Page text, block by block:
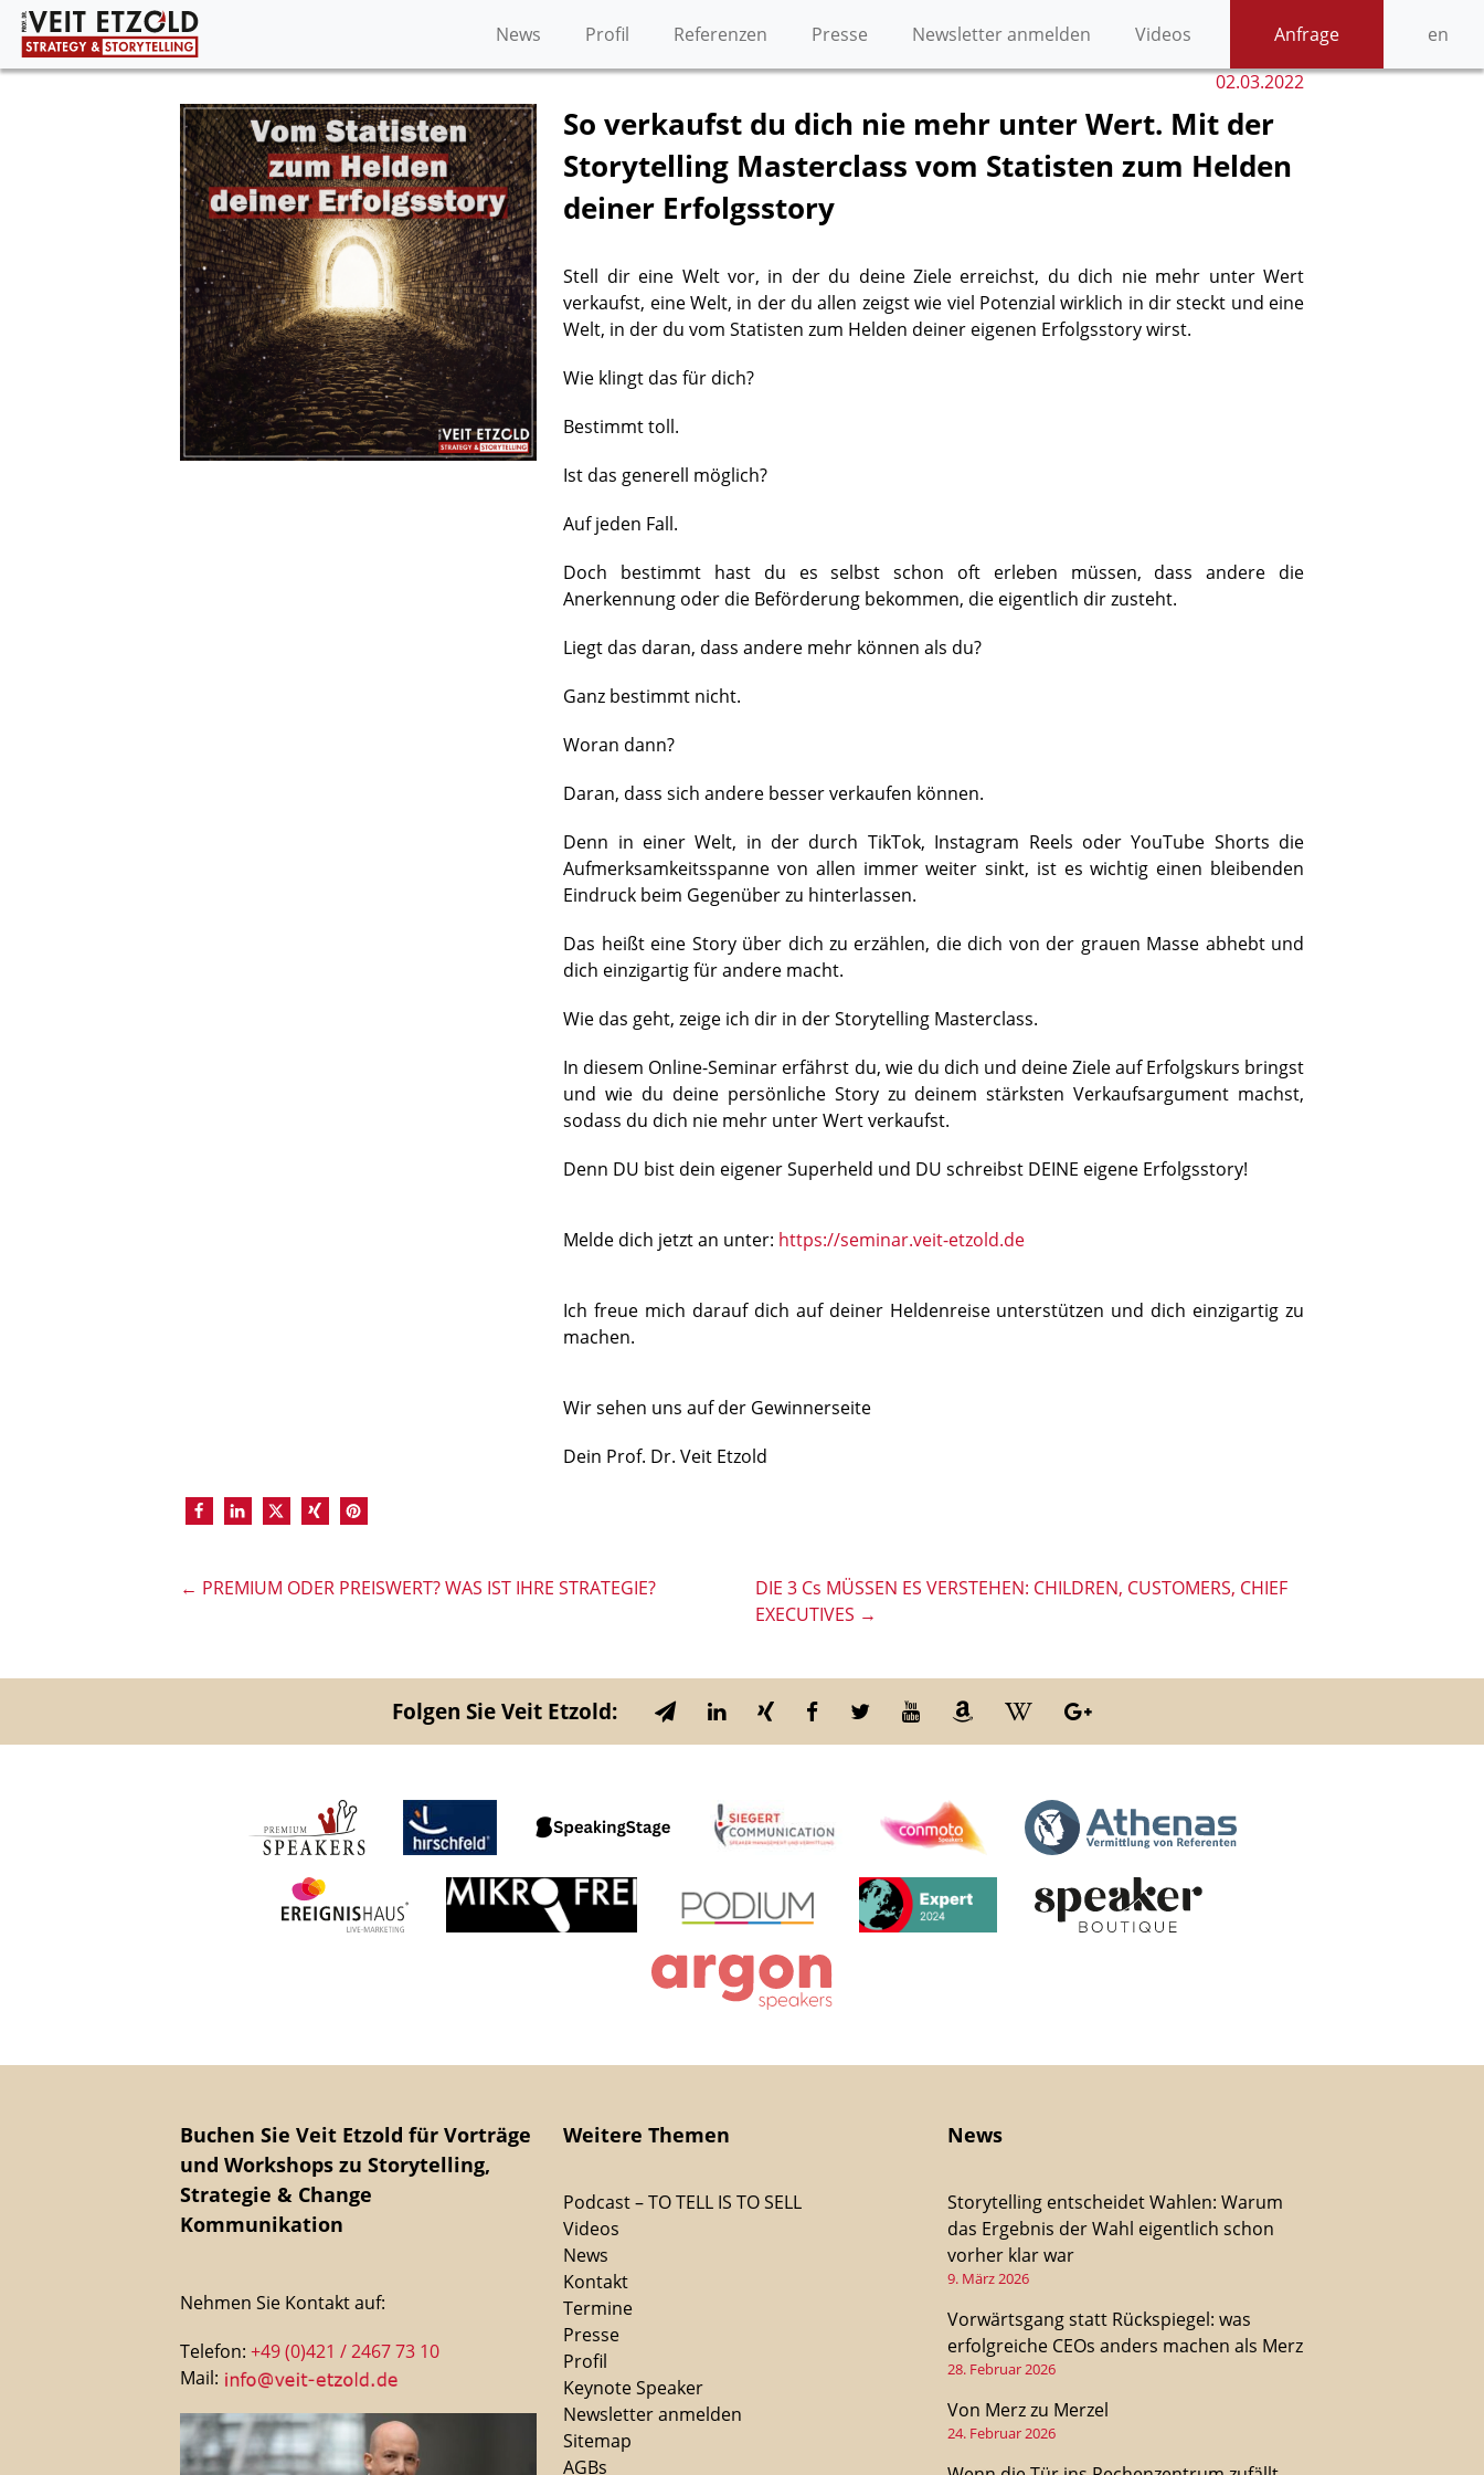
News Profil Referenzen Presse Newsletter anmelden Videos Anfrage
en
02.03.2022
So verkaufst du dich nie mehr unter Wert. Mit der
Storytelling Masterclass vom Statisten zum Helden
deiner Erfolgsstory
Stell dir eine Welt vor, in der du deine Ziele erreichst, du dich nie mehr unter Wert
verkaufst, eine Welt, in der du allen zeigst wie viel Potenzial wirklich in dir steckt und eine
Welt, in der du vom Statisten zum Helden deiner eigenen Erfolgsstory wirst.
Wie klingt das für dich?
Bestimmt toll.
Ist das generell möglich?
Auf jeden Fall.
Doch bestimmt hast du es selbst schon oft erleben müssen, dass andere die
Anerkennung oder die Beförderung bekommen, die eigentlich dir zusteht.
Liegt das daran, dass andere mehr können als du?
Ganz bestimmt nicht.
Woran dann?
Daran, dass sich andere besser verkaufen können.
Denn in einer Welt, in der durch TikTok, Instagram Reels oder YouTube Shorts die
Aufmerksamkeitsspanne von allen immer weiter sinkt, ist es wichtig einen bleibenden
Eindruck beim Gegenüber zu hinterlassen.
Das heißt eine Story über dich zu erzählen, die dich von der grauen Masse abhebt und
dich einzigartig für andere macht.
Wie das geht, zeige ich dir in der Storytelling Masterclass.
In diesem Online-Seminar erfährst du, wie du dich und deine Ziele auf Erfolgskurs bringst
und wie du deine persönliche Story zu deinem stärksten Verkaufsargument machst,
sodass du dich nie mehr unter Wert verkaufst.
Denn DU bist dein eigener Superheld und DU schreibst DEINE eigene Erfolgsstory!
Melde dich jetzt an unter: https://seminar.veit-etzold.de
Ich freue mich darauf dich auf deiner Heldenreise unterstützen und dich einzigartig zu
machen.
Wir sehen uns auf der Gewinnerseite
Dein Prof. Dr. Veit Etzold
← PREMIUM ODER PREISWERT? WAS IST IHRE STRATEGIE?
DIE 3 Cs MÜSSEN ES VERSTEHEN: CHILDREN, CUSTOMERS, CHIEF
EXECUTIVES →
Folgen Sie Veit Etzold:
Buchen Sie Veit Etzold für Vorträge
und Workshops zu Storytelling,
Strategie & Change
Kommunikation
Nehmen Sie Kontakt auf:
Telefon: +49 (0)421 / 2467 73 10
Mail:
Weitere Themen
Podcast – TO TELL IS TO SELL
Videos
News
Kontakt
Termine
Presse
Profil
Keynote Speaker
Newsletter anmelden
Sitemap
AGBs
News
Storytelling entscheidet Wahlen: Warum
das Ergebnis der Wahl eigentlich schon
vorher klar war
9. März 2026
Vorwärtsgang statt Rückspiegel: was
erfolgreiche CEOs anders machen als Merz
28. Februar 2026
Von Merz zu Merzel
24. Februar 2026